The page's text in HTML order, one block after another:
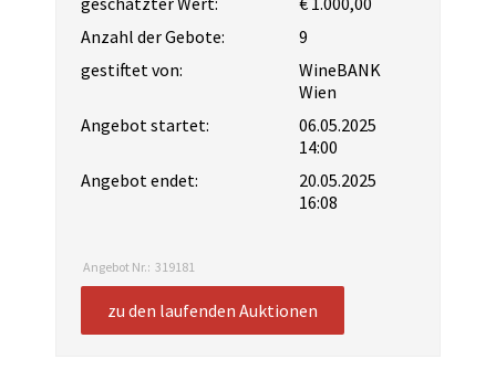
Anzahl der Gebote:
9
gestiftet von:
WineBANK
Wien
Angebot startet:
06.05.2025
14:00
Angebot endet:
20.05.2025
16:08
Angebot Nr.: 319181
zu den laufenden Auktionen